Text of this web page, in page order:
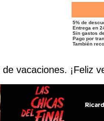
5% de
Entrega en
Sin gastos
Pago por
También
vacaciones. ¡Feliz